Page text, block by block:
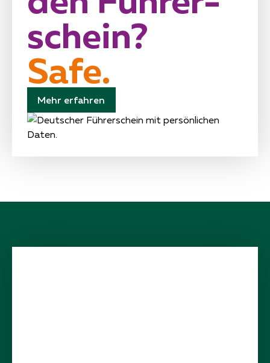
schein?
Safe.
Mehr erfahren